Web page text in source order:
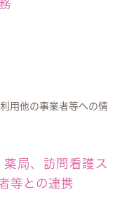
用他の事業者等への情
局、訪問看護ス
等との連携